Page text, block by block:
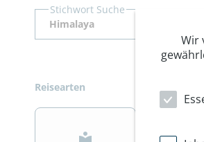
Stichwort Suche
Reisearten
>
Wir